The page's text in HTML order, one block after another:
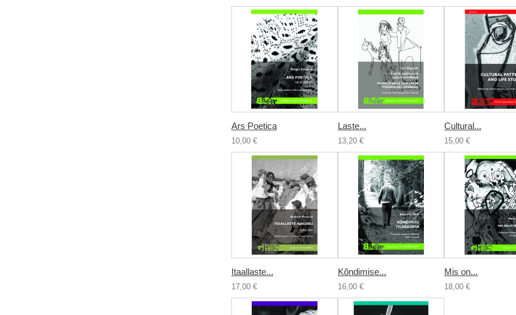
Ars Poetica
10,00 €
Laste...
13,20 €
Cultural...
15,00 €
Itaallaste...
17,00 €
Kõndimise...
16,00 €
Mis on...
18,00 €